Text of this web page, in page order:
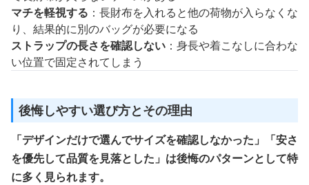
マチを軽視する ：長財布を入れると他の荷物が入らなくな
り、結果的に別のバッグが必要になる
ストラップの長さを確認しない ：身長や着こなしに合わな
い位置で固定されてしまう
後悔しやすい選び方とその理由
「デザインだけで選んでサイズを確認しなかった」「安さ
を優先して品質を見落とした」は後悔のパターンとして特
に多く見られます。